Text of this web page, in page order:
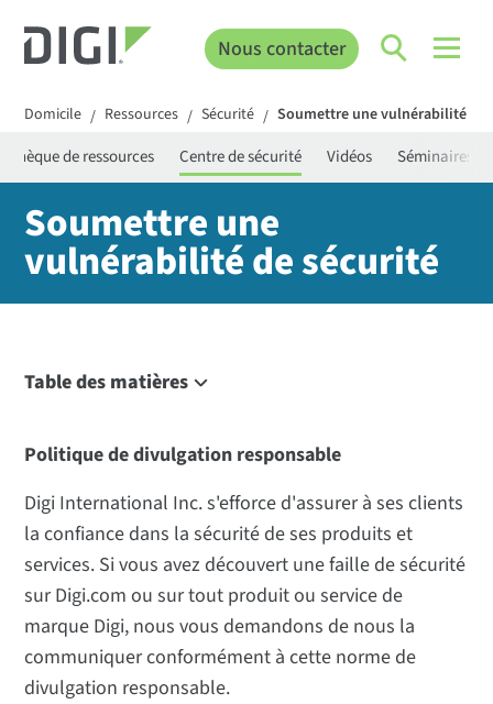
Nous contacter
Domicile / Ressources / Sécurité / Soumettre une vulnérabilité
de ressources Centre de sécurité Vidéos Séminaires
Soumettre une
vulnérabilité de sécurité
Table des matières
Décorum de sécurité
Types de soumissions incluses
Données du rapport de soumission de vulnérabilité
Système de classification des risques
Actions interdites
Formulaire de soumission
Politique de divulgation responsable
Digi International Inc. s'efforce d'assurer à ses clients
la confiance dans la sécurité de ses produits et
services. Si vous avez découvert une faille de sécurité
sur Digi.com ou sur tout produit ou service de
marque Digi, nous vous demandons de nous la
communiquer conformément à cette norme de
divulgation responsable.